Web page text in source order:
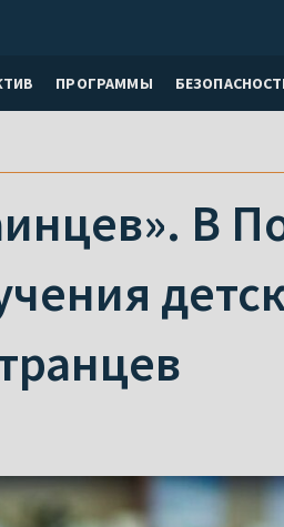
ПРОГРАММЫ
В